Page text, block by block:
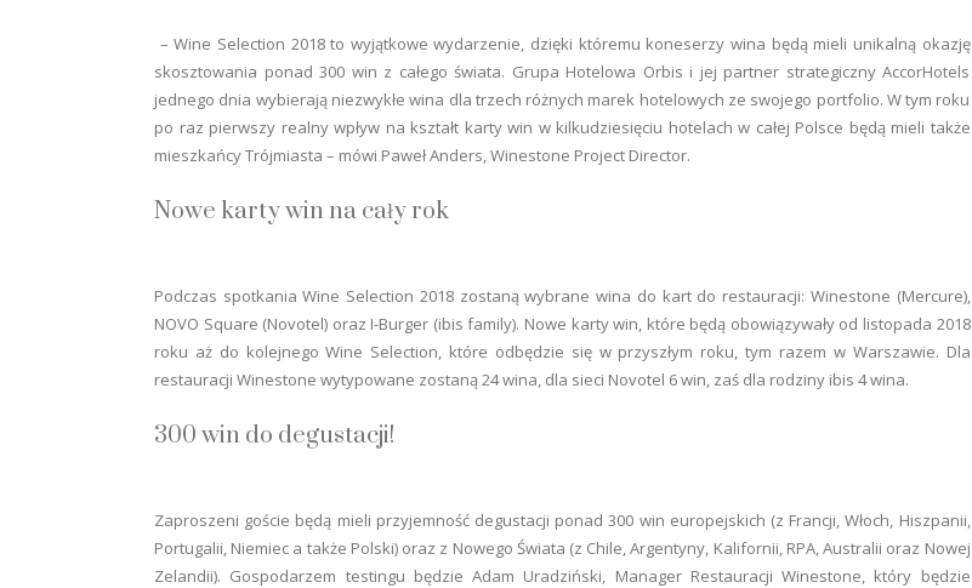
– Wine Selection 2018 to wyjątkowe wydarzenie, dzięki któremu koneserzy wina będą mieli unikalną okazję
skosztowania ponad 300 win z całego świata. Grupa Hotelowa Orbis i jej partner strategiczny AccorHotels
jednego dnia wybierają niezwykłe wina dla trzech różnych marek hotelowych ze swojego portfolio. W tym roku
po raz pierwszy realny wpływ na kształt karty win w kilkudziesięciu hotelach w całej Polsce będą mieli także
mieszkańcy Trójmiasta – mówi Paweł Anders, Winestone Project Director.
Nowe karty win na cały rok
Podczas spotkania Wine Selection 2018 zostaną wybrane wina do kart do restauracji: Winestone (Mercure),
NOVO Square (Novotel) oraz I-Burger (ibis family). Nowe karty win, które będą obowiązywały od listopada 2018
roku aż do kolejnego Wine Selection, które odbędzie się w przyszłym roku, tym razem w Warszawie. Dla
restauracji Winestone wytypowane zostaną 24 wina, dla sieci Novotel 6 win, zaś dla rodziny ibis 4 wina.
300 win do degustacji!
Zaproszeni goście będą mieli przyjemność degustacji ponad 300 win europejskich (z Francji, Włoch, Hiszpanii,
Portugalii, Niemiec a także Polski) oraz z Nowego Świata (z Chile, Argentyny, Kalifornii, RPA, Australii oraz Nowej
Zelandii). Gospodarzem testingu będzie Adam Uradziński, Manager Restauracji Winestone, który będzie